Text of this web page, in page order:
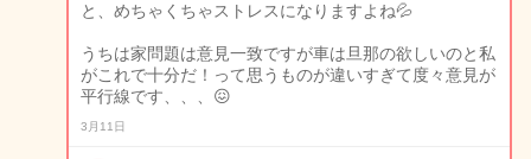
と、めちゃくちゃストレスになりますよね💦
うちは家問題は意見一致ですが車は旦那の欲しいのと私
がこれで十分だ！って思うものが違いすぎて度々意見が
平行線です、、、😖
3月11日